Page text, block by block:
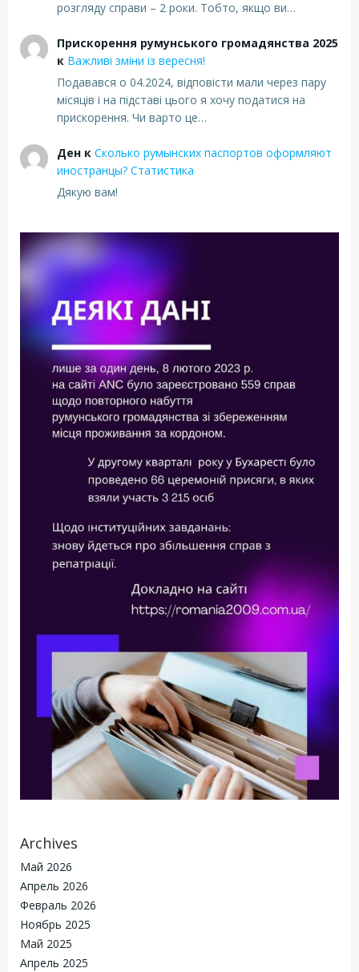
розгляду справи – 2 роки. Тобто, якщо ви…
Прискорення румунського громадянства 2025
к Важливі зміни із вересня!
Подавався о 04.2024, відповісти мали через пару
місяців і на підставі цього я хочу податися на
прискорення. Чи варто це…
Денк Сколько румынских паспортов оформляют
иностранцы? Статистика
Дякую вам!
Archives
Май 2026
Апрель 2026
Февраль 2026
Ноябрь 2025
Май 2025
Апрель 2025